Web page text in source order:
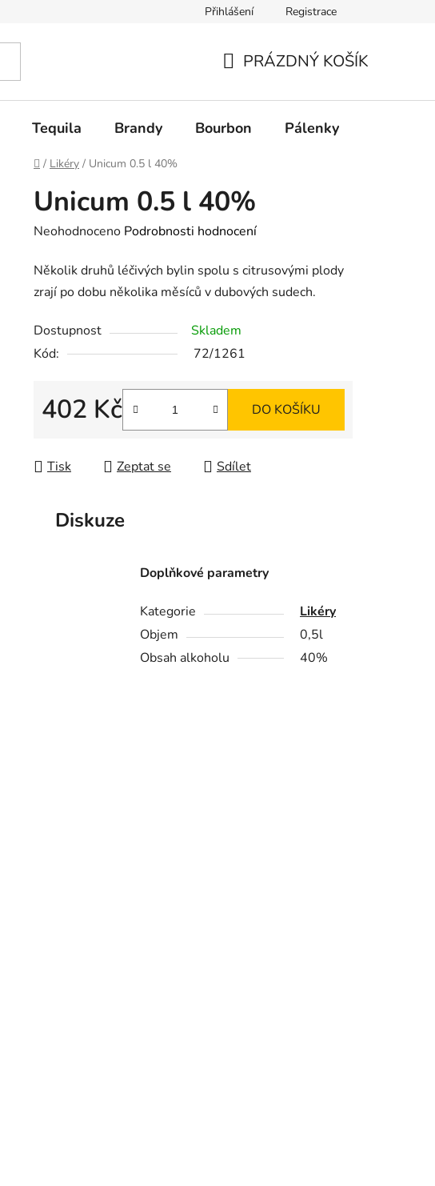
Přihlášení Registrace
KOŠÍK
PRÁZDNÝ KOŠÍK
Tequila Brandy Bourbon Pálenky
Domů
/ Likéry / Unicum 0.5 l 40%
Unicum 0.5 l 40%
Průměrné
produktu
je
z
5
Neohodnoceno Podrobnosti hodnocení
Několik druhů léčivých bylin spolu s citrusovými plody
zrají po dobu několika měsíců v dubových sudech.
Dostupnost
Skladem
Kód:
72/1261
402 Kč DO KOŠÍKU
Tisk Zeptat se Sdílet
Diskuze
Doplňkové parametry
Kategorie
Likéry
Objem
0,5l
Obsah alkoholu
40%